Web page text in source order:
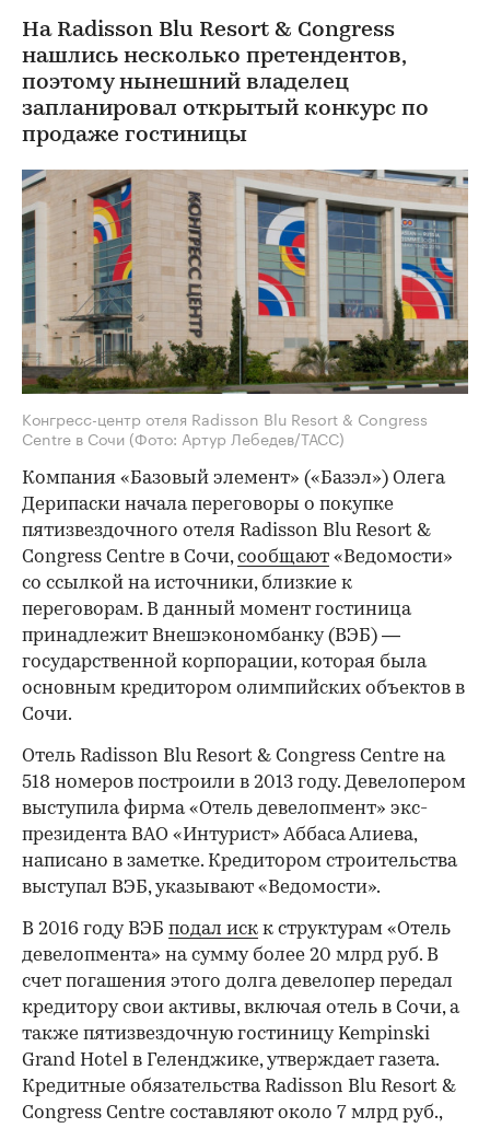
На Radisson Blu Resort & Congress
нашлись несколько претендентов,
поэтому нынешний владелец
запланировал открытый конкурс по
продаже гостиницы
Конгресс-центр отеля Radisson Blu Resort & Congress
Centre в Сочи (Фото: Артур Лебедев/ТАСС)
Компания «Базовый элемент» («Базэл») Олега
Дерипаски начала переговоры о покупке
пятизвездочного отеля Radisson Blu Resort &
Congress Centre в Сочи,сообщают «Ведомости»
со ссылкой на источники, близкие к
переговорам. В данный момент гостиница
принадлежит Внешэкономбанку (ВЭБ) —
государственной корпорации, которая была
основным кредитором олимпийских объектов в
Сочи.
Отель Radisson Blu Resort & Congress Centre на
518 номеров построили в 2013 году. Девелопером
выступила фирма «Отель девелопмент» экс-
президента ВАО «Интурист» Аббаса Алиева,
написано в заметке. Кредитором строительства
выступал ВЭБ, указывают «Ведомости».
В 2016 году ВЭБ подал иск к структурам «Отель
девелопмента» на сумму более 20 млрд руб. В
счет погашения этого долга девелопер передал
кредитору свои активы, включая отель в Сочи, а
также пятизвездочную гостиницу Kempinski
Grand Hotel в Геленджике, утверждает газета.
Кредитные обязательства Radisson Blu Resort &
Congress Centre составляют около 7 млрд руб.,